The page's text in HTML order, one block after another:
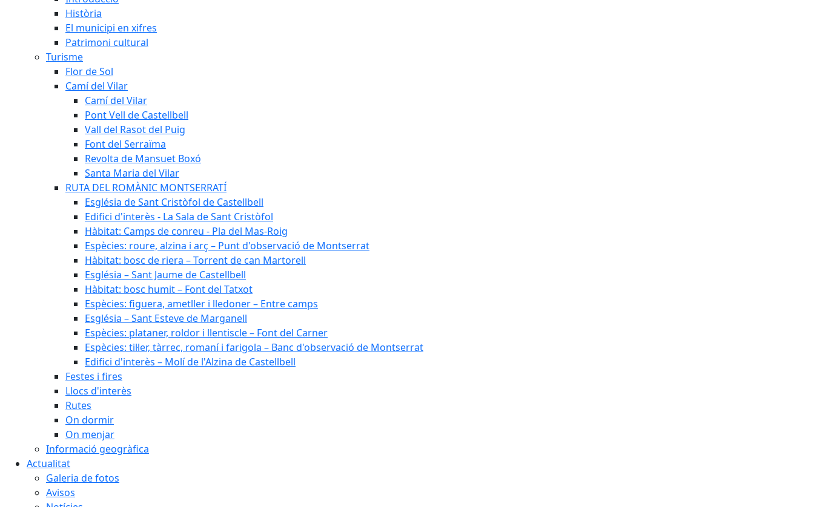
Història
El municipi en xifres
Patrimoni cultural
Turisme
Flor de Sol
Camí del Vilar
Camí del Vilar
Pont Vell de Castellbell
Vall del Rasot del Puig
Font del Serraïma
Revolta de Mansuet Boxó
Santa Maria del Vilar
RUTA DEL ROMÀNIC MONTSERRATÍ
Església de Sant Cristòfol de Castellbell
Edifici d'interès - La Sala de Sant Cristòfol
Hàbitat: Camps de conreu - Pla del Mas-Roig
Espècies: roure, alzina i arç – Punt d'observació de Montserrat
Hàbitat: bosc de riera – Torrent de can Martorell
Església – Sant Jaume de Castellbell
Hàbitat: bosc humit – Font del Tatxot
Espècies: figuera, ametller i lledoner – Entre camps
Església – Sant Esteve de Marganell
Espècies: plataner, roldor i llentiscle – Font del Carner
Espècies: til·ler, tàrrec, romaní i farigola – Banc d'observació de Montserrat
Edifici d'interès – Molí de l'Alzina de Castellbell
Festes i fires
Llocs d'interès
Rutes
On dormir
On menjar
Informació geogràfica
Actualitat
Galeria de fotos
Avisos